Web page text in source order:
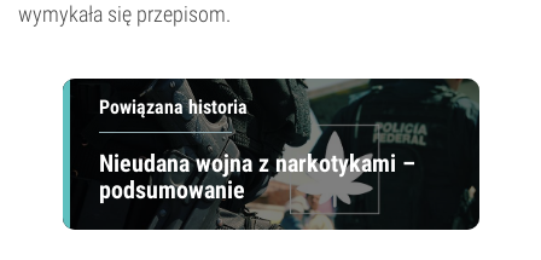
wymykała się przepisom.
Powiązana historia
Nieudana wojna z narkotykami –
podsumowanie